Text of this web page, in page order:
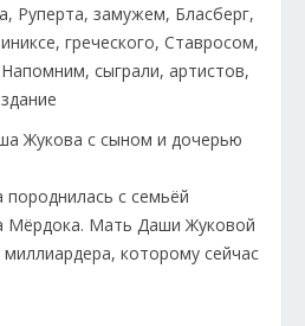
Жукова с сыном и дочерью
с семьёй
Мёрдока. Мать Даши Жуковой
которому сейчас